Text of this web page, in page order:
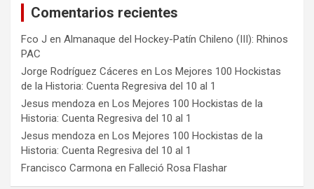
Comentarios recientes
Fco J en Almanaque del Hockey-Patín Chileno (III): Rhinos
PAC
Jorge Rodríguez Cáceres en Los Mejores 100 Hockistas
de la Historia: Cuenta Regresiva del 10 al 1
Jesus mendoza en Los Mejores 100 Hockistas de la
Historia: Cuenta Regresiva del 10 al 1
Jesus mendoza en Los Mejores 100 Hockistas de la
Historia: Cuenta Regresiva del 10 al 1
Francisco Carmona en Falleció Rosa Flashar